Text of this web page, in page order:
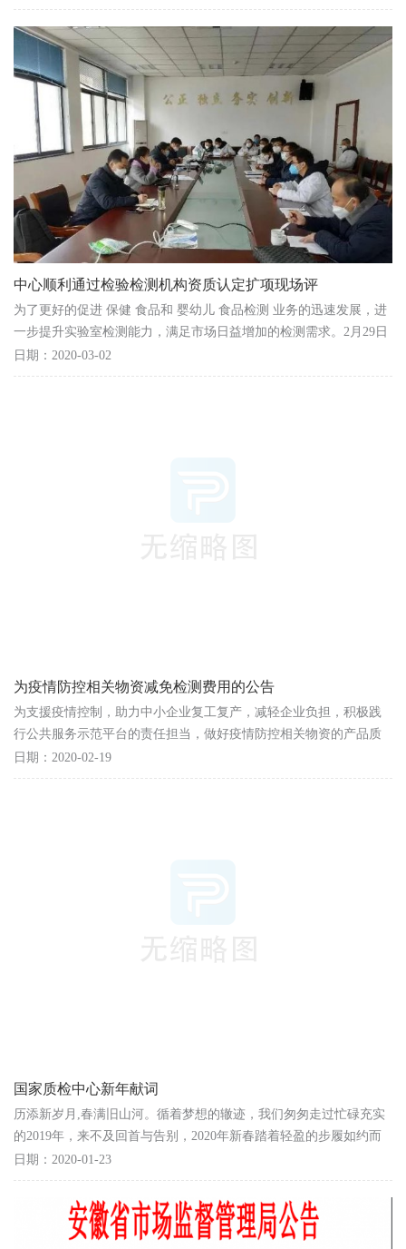
中心顺利通过检验检测机构资质认定扩项现场评
为了更好的促进 保健 食品和 婴幼儿 食品检测 业务的迅速发展，进
一步提升实验室检测能力，满足市场日益增加的检测需求。2月29日
至3月1日，安徽省食品药品检测类实验室资质认定评...
日期：2020-03-02
为疫情防控相关物资减免检测费用的公告
为支援疫情控制，助力中小企业复工复产，减轻企业负担，积极践
行公共服务示范平台的责任担当，做好疫情防控相关物资的产品质
量把关，保障人民群众安全。 中心拟对安徽省内中小...
日期：2020-02-19
国家质检中心新年献词
历添新岁月,春满旧山河。循着梦想的辙迹，我们匆匆走过忙碌充实
的2019年，来不及回首与告别，2020年新春踏着轻盈的步履如约而
至。值此佳节来临之际,我谨代表国家高分子材料质检中...
日期：2020-01-23